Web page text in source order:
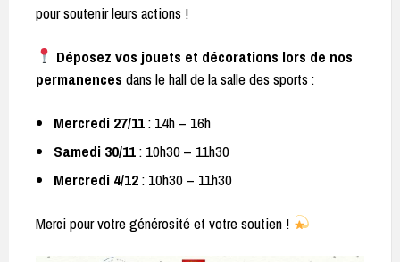
pour soutenir leurs actions !
Déposez vos jouets et décorations lors de nos
permanences dans le hall de la salle des sports :
Mercredi 27/11: 14h – 16h
Samedi 30/11: 10h30 – 11h30
Mercredi 4/12: 10h30 – 11h30
Merci pour votre générosité et votre soutien !